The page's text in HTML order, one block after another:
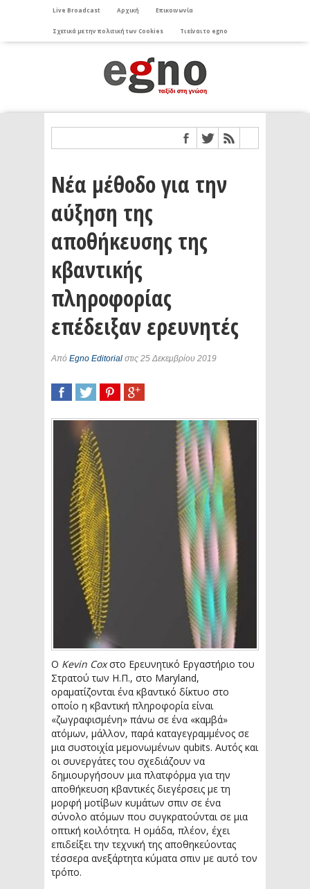
Live Broadcast Αρχική Επικοινωνία
Σχετικά με την πολιτική των Cookies Τι είναι το egno
Νέα μέθοδο για την
αύξηση της
αποθήκευσης της
κβαντικής
πληροφορίας
επέδειξαν ερευνητές
Από Egno Editorial στις 25 Δεκεμβρίου 2019
Ο Kevin Coxστο Ερευνητικό Εργαστήριο του
Στρατού των Η.Π., στο Maryland,
οραματίζονται ένα κβαντικό δίκτυο στο
οποίο η κβαντική πληροφορία είναι
«ζωγραφισμένη» πάνω σε ένα «καμβά»
ατόμων, μάλλον, παρά καταγεγραμμένος σε
μια συστοιχία μεμονωμένων qubits. Αυτός και
οι συνεργάτες του σχεδιάζουν να
δημιουργήσουν μια πλατφόρμα για την
αποθήκευση κβαντικές διεγέρσεις με τη
μορφή μοτίβων κυμάτων σπιν σε ένα
σύνολο ατόμων που συγκρατούνται σε μια
οπτική κοιλότητα. Η ομάδα, πλέον, έχει
επιδείξει την τεχνική της αποθηκεύοντας
τέσσερα ανεξάρτητα κύματα σπιν με αυτό τον
τρόπο.